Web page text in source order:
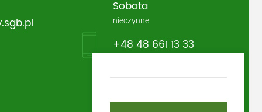
Sobota
nieczynne
+48 48 661 13 33